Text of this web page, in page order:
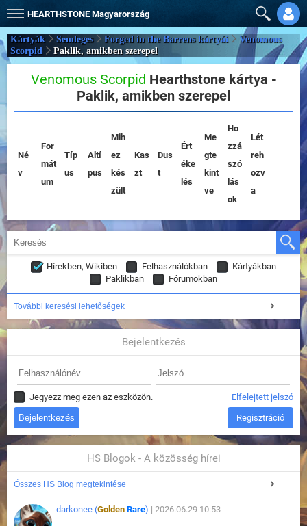
HEARTHSTONE Magyarország
Kártyák Semleges Forged in the Barrens kártyái
Venomous
Scorpid
Paklik, amikben szerepel
Venomous Scorpid Hearthstone kártya -
Paklik, amikben szerepel
Né
v
For
mát
um
Típ
us
Altí
pus
Mih
ez
kés
zült
Kas
zt
Dus
t
Ért
éke
lés
Me
gte
kint
ve
Ho
zzá
szó
lás
ok
Lét
reh
ozv
a
Hírekben, Wikiben Felhasználókban
Kártyákban
Paklikban
Fórumokban
További keresési lehetőségek
Bejelentkezés
Jegyezz meg ezen az eszközön. Elfelejtett jelszó
Regisztráció
HS Blogok - A közösség hírei
Összes HS Blog megtekintése
darkonee (Golden Rare) | 2026.06.29 10:53